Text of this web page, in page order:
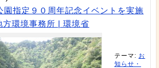
園指定９０周年記念イベントを実施
方環境事務所 | 環境省
テーマ: お
知らせ・